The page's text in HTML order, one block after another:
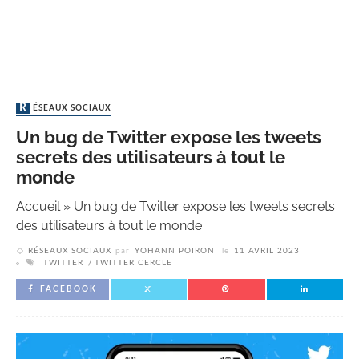
RÉSEAUX SOCIAUX
Un bug de Twitter expose les tweets
secrets des utilisateurs à tout le
monde
Accueil» Un bug de Twitter expose les tweets secrets
des utilisateurs à tout le monde
RÉSEAUX SOCIAUX par YOHANN POIRON le
11 AVRIL 2023
TWITTER
TWITTER CERCLE
FACEBOOK